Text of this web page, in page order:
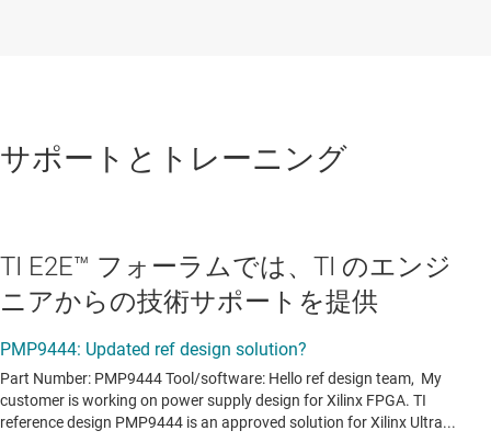
サポートとトレーニング
TI E2E™ フォーラムでは、TI のエンジ
ニアからの技術サポートを提供